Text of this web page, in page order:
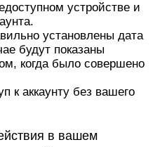
устройстве и
установлены дата
будут показаны
когда было совершено
к аккаунту без вашего
в вашем